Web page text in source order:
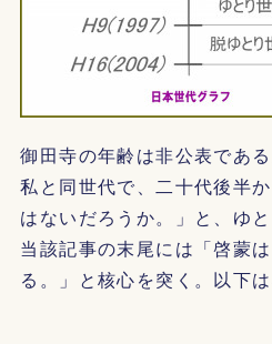
御田寺の年齢は非公表であ
私と同世代で、二十代後半
はないだろうか。」と、ゆ
当該記事の末尾には「啓蒙
る。」と核心を突く。以下は